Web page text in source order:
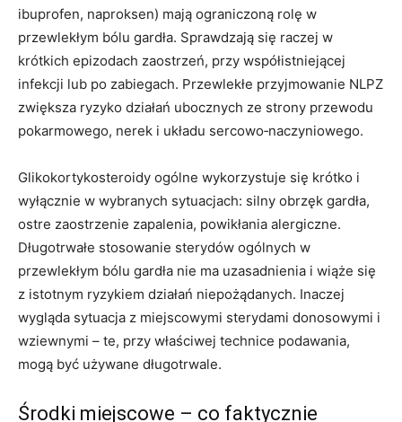
ibuprofen, naproksen) mają ograniczoną rolę w
przewlekłym bólu gardła. Sprawdzają się raczej w
krótkich epizodach zaostrzeń, przy współistniejącej
infekcji lub po zabiegach. Przewlekłe przyjmowanie NLPZ
zwiększa ryzyko działań ubocznych ze strony przewodu
pokarmowego, nerek i układu sercowo‑naczyniowego.
Glikokortykosteroidy ogólne wykorzystuje się krótko i
wyłącznie w wybranych sytuacjach: silny obrzęk gardła,
ostre zaostrzenie zapalenia, powikłania alergiczne.
Długotrwałe stosowanie sterydów ogólnych w
przewlekłym bólu gardła nie ma uzasadnienia i wiąże się
z istotnym ryzykiem działań niepożądanych. Inaczej
wygląda sytuacja z miejscowymi sterydami donosowymi i
wziewnymi – te, przy właściwej technice podawania,
mogą być używane długotrwale.
Środki miejscowe – co faktycznie